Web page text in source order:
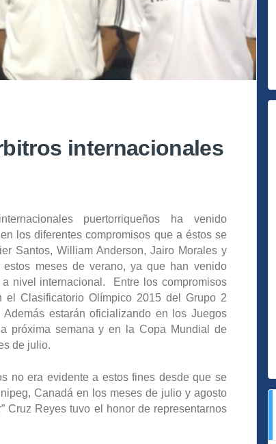
internacionales
puertorriqueños ha venido
los diferentes compromisos que a éstos se
Santos, William Anderson, Jairo Morales y
meses de verano, ya que han venido
nivel internacional. Entre los compromisos
el Clasificatorio Olímpico 2015 del Grupo 2
estarán oficializando en los Juegos
próxima semana y en la Copa Mundial de
de julio.
no era evidente a estos fines desde que se
Canadá en los meses de julio y agosto
Cruz Reyes tuvo el honor de representarnos